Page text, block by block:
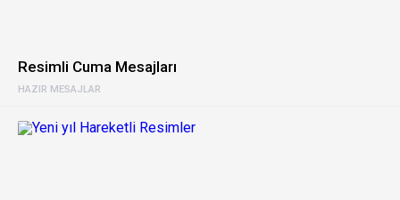
HAZIR MESAJLAR
Resimli Cuma Mesajları